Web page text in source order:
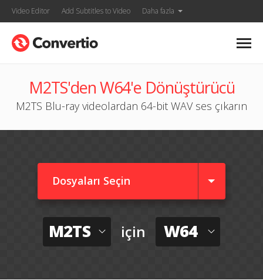
Video Editor Add Subtitles to Video Daha fazla
M2TS'den W64'e Dönüştürücü
M2TS Blu-ray videolardan 64-bit WAV ses çıkarın
Dosyaları Seçin
M2TS için W64